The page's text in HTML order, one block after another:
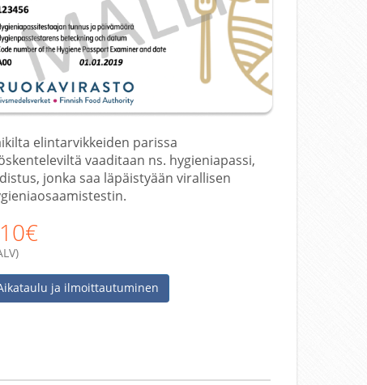
elintarvikkeiden parissa
vaaditaan ns. hygieniapassi,
jonka saa läpäistyään virallisen
ja ilmoittautuminen